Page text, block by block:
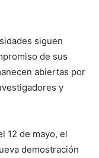
siguen
de sus
abiertas por
y
12 de mayo, el
demostración